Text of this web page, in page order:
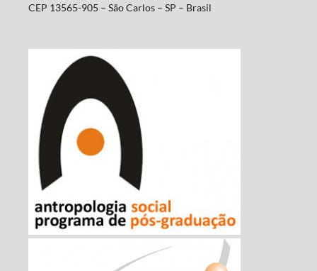
CEP 13565-905 – São Carlos – SP – Brasil